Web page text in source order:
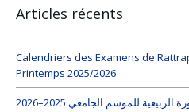
Articles récents
Calendriers des Examens de
Printemps 2025/2026
للموسم الجامعي 2025–2026